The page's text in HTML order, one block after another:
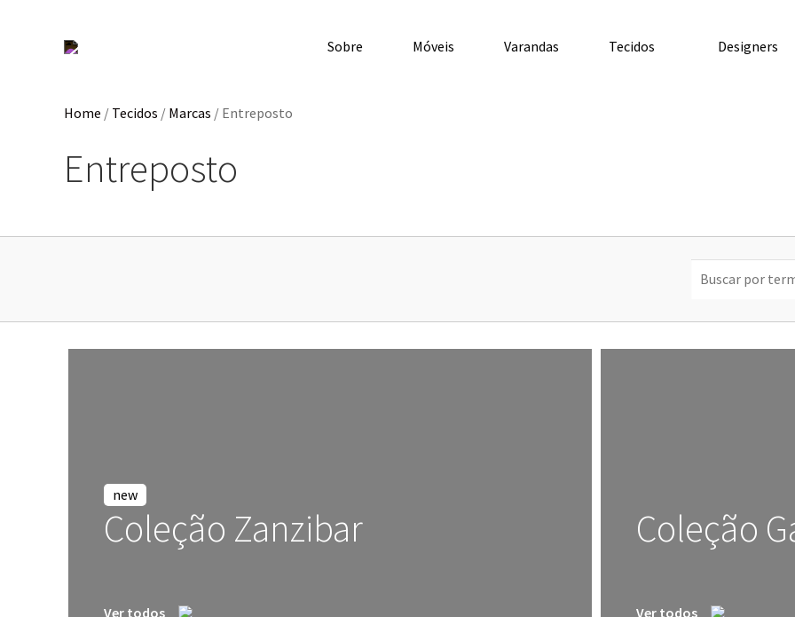
Sobre Móveis Varandas Tecidos Designers
Home / Tecidos / Marcas / Entreposto
Entreposto
new
Coleção Zanzibar
Ver todos
Coleção
Ver todos